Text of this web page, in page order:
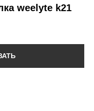
weelyte k21